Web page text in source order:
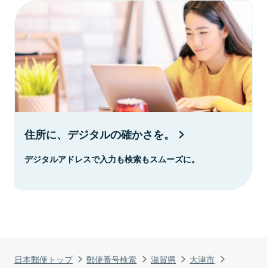
日本郵便トップ 郵便番号検索 滋賀県
大津市
住所に、デジタルの確かさを。
デジタルアドレスで入力も検索もスムーズに。